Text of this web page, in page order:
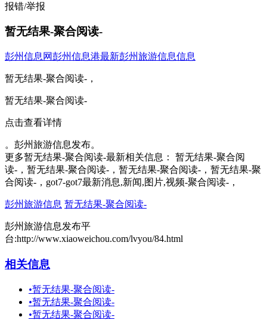
报错/举报
暂无结果-聚合阅读-
彭州信息网彭州信息港最新彭州旅游信息信息
暂无结果-聚合阅读-，
暂无结果-聚合阅读-
点击查看详情
。彭州旅游信息发布。
更多暂无结果-聚合阅读-最新相关信息： 暂无结果-聚合阅
读-，暂无结果-聚合阅读-，暂无结果-聚合阅读-，暂无结果-聚
合阅读-，got7-got7最新消息,新闻,图片,视频-聚合阅读-，
彭州旅游信息 暂无结果-聚合阅读-
彭州旅游信息发布平
台:http://www.xiaoweichou.com/lvyou/84.html
相关信息
•暂无结果-聚合阅读-
•暂无结果-聚合阅读-
•暂无结果-聚合阅读-